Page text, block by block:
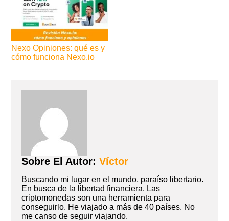
Nexo Opiniones: qué es y
cómo funciona Nexo.io
Sobre El Autor:Víctor
Buscando mi lugar en el mundo, paraíso libertario.
En busca de la libertad financiera. Las
criptomonedas son una herramienta para
conseguirlo. He viajado a más de 40 países. No
me canso de seguir viajando.